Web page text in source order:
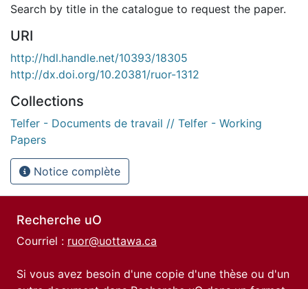
Search by title in the catalogue to request the paper.
URI
http://hdl.handle.net/10393/18305
http://dx.doi.org/10.20381/ruor-1312
Collections
Telfer - Documents de travail // Telfer - Working
Papers
Notice complète
Recherche uO
Courriel : ruor@uottawa.ca
Si vous avez besoin d'une copie d'une thèse ou d'un